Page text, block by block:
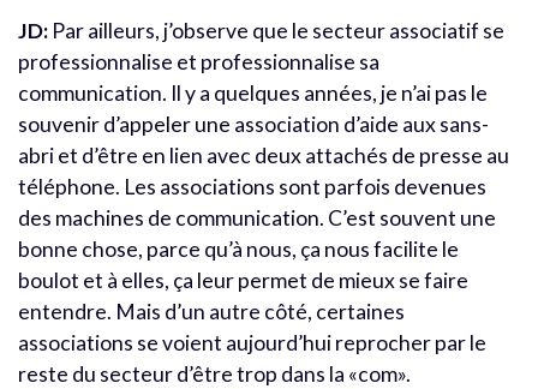
JD: Par ailleurs, j’observe que le secteur associatif se
professionnalise et professionnalise sa
communication. Il y a quelques années, je n’ai pas le
souvenir d’appeler une association d’aide aux sans-
abri et d’être en lien avec deux attachés de presse au
téléphone. Les associations sont parfois devenues
des machines de communication. C’est souvent une
bonne chose, parce qu’à nous, ça nous facilite le
boulot et à elles, ça leur permet de mieux se faire
entendre. Mais d’un autre côté, certaines
associations se voient aujourd’hui reprocher par le
reste du secteur d’être trop dans la «com».